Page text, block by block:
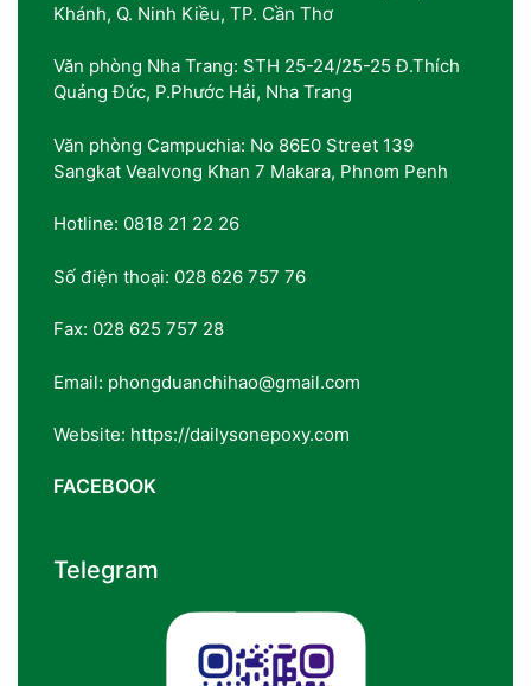
Khánh, Q. Ninh Kiều, TP. Cần Thơ
Văn phòng Nha Trang: STH 25-24/25-25 Đ.Thích
Quảng Đức, P.Phước Hải, Nha Trang
Văn phòng Campuchia: No 86E0 Street 139
Sangkat Vealvong Khan 7 Makara, Phnom Penh
Hotline: 0818 21 22 26
Số điện thoại: 028 626 757 76
Fax: 028 625 757 28
Email: phongduanchihao@gmail.com
Website: https://dailysonepoxy.com
FACEBOOK
Telegram